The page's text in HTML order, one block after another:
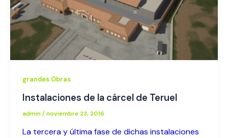
grandes Obras
Instalaciones de la cárcel de Teruel
admin/noviembre 23, 2016
La tercera y última fase de dichas instalaciones